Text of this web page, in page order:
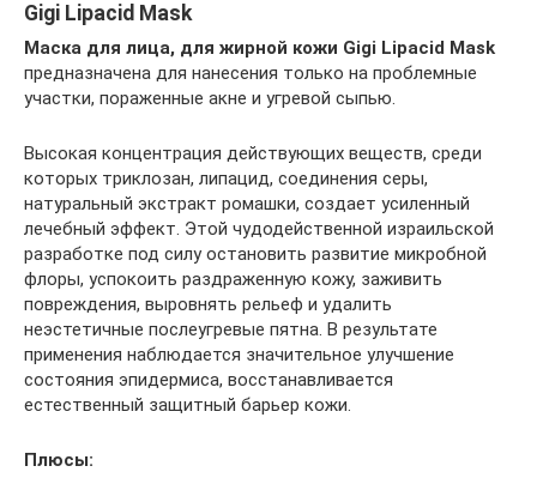
Gigi Lipacid Mask
Маска для лица, для жирной кожи Gigi Lipacid Mask
предназначена для нанесения только на проблемные
участки, пораженные акне и угревой сыпью.
Высокая концентрация действующих веществ, среди
которых триклозан, липацид, соединения серы,
натуральный экстракт ромашки, создает усиленный
лечебный эффект. Этой чудодейственной израильской
разработке под силу остановить развитие микробной
флоры, успокоить раздраженную кожу, заживить
повреждения, выровнять рельеф и удалить
неэстетичные послеугревые пятна. В результате
применения наблюдается значительное улучшение
состояния эпидермиса, восстанавливается
естественный защитный барьер кожи.
Плюсы: